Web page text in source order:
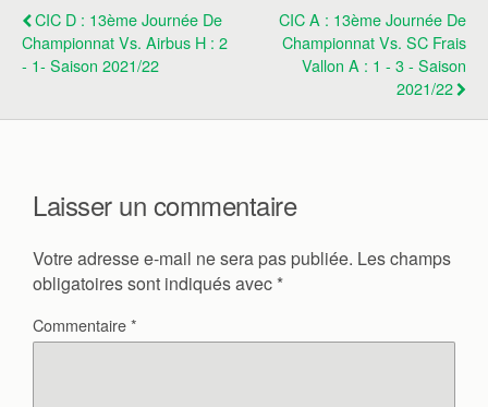
CIC D : 13ème Journée De
Championnat Vs. Airbus H : 2
- 1- Saison 2021/22
CIC A : 13ème Journée De
Championnat Vs. SC Frais
Vallon A : 1 - 3 - Saison
2021/22
Laisser un commentaire
Votre adresse e-mail ne sera pas publiée. Les champs
obligatoires sont indiqués avec *
Commentaire*